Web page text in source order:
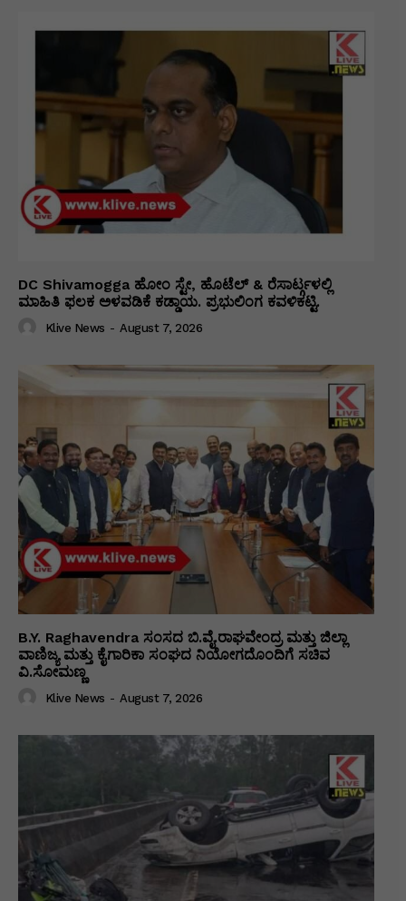
DC Shivamogga ಹೋಂ ಸ್ಟೇ, ಹೊಟೆಲ್ & ರೆಸಾರ್ಟ್ಗಳಲ್ಲಿ
ಮಾಹಿತಿ ಫಲಕ ಅಳವಡಿಕೆ ಕಡ್ಡಾಯ. ಪ್ರಭುಲಿಂಗ ಕವಳಿಕಟ್ಟಿ.
Klive News - August 7, 2026
B.Y. Raghavendra ಸಂಸದ ಬಿ.ವೈ.ರಾಘವೇಂದ್ರ ಮತ್ತು ಜಿಲ್ಲಾ
ವಾಣಿಜ್ಯ ಮತ್ತು ಕೈಗಾರಿಕಾ ಸಂಘದ ನಿಯೋಗದೊಂದಿಗೆ ಸಚಿವ
ವಿ‌.ಸೋಮಣ್ಣ
Klive News - August 7, 2026